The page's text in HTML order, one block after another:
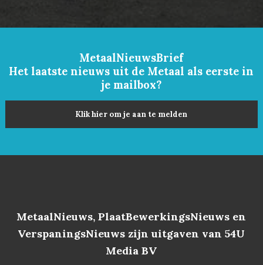
MetaalNieuwsBrief
Het laatste nieuws uit de Metaal als eerste in
je mailbox?
Klik hier om je aan te melden
MetaalNieuws, PlaatBewerkingsNieuws en
VerspaningsNieuws zijn uitgaven van 54U
Media BV